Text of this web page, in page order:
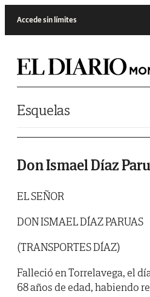
Accede sin límites
Esquelas
Don Ismael Díaz
EL SEÑOR
DON ISMAEL DÍAZ PARUAS
(TRANSPORTES DÍAZ)
Falleció en Torrelavega, el
68 años de edad, habiendo